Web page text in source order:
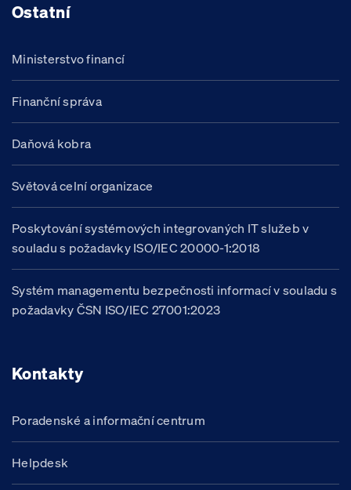
Ostatní
Ministerstvo financí
Finanční správa
Daňová kobra
Světová celní organizace
Poskytování systémových integrovaných IT služeb v
souladu s požadavky ISO/IEC 20000-1:2018
Systém managementu bezpečnosti informací v souladu s
požadavky ČSN ISO/IEC 27001:2023
Kontakty
Poradenské a informační centrum
Helpdesk